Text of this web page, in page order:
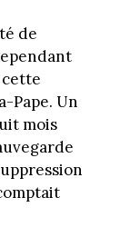
de
Pape. Un
mois